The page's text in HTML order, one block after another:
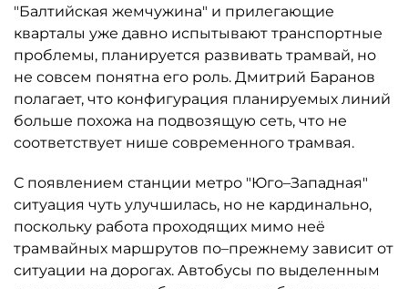
"Балтийская жемчужина" и прилегающие
кварталы уже давно испытывают транспортные
проблемы, планируется развивать трамвай, но
не совсем понятна его роль. Дмитрий Баранов
полагает, что конфигурация планируемых линий
больше похожа на подвозящую сеть, что не
соответствует нише современного трамвая.
С появлением станции метро "Юго–Западная"
ситуация чуть улучшилась, но не кардинально,
поскольку работа проходящих мимо неё
трамвайных маршрутов по–прежнему зависит от
ситуации на дорогах. Автобусы по выделенным